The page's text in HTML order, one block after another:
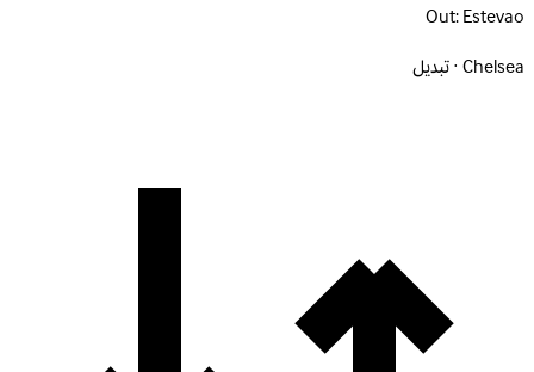
Out:Estevao
Chelsea · تبديل